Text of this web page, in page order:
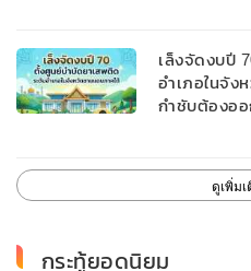
เล็งจัดงบปี
อำเภอในจัง
กำชับต้องอ
ดูเพิ่ม
กระทู้ยอดนิยม